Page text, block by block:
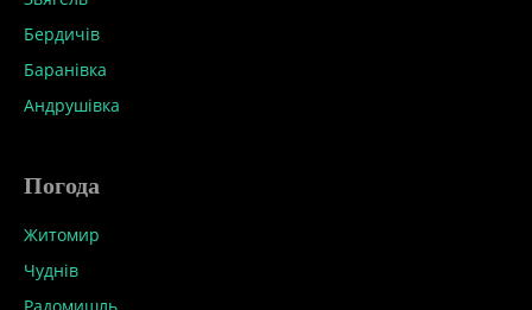
Бердичів
Баранівка
Андрушівка
Погода
Житомир
Чуднів